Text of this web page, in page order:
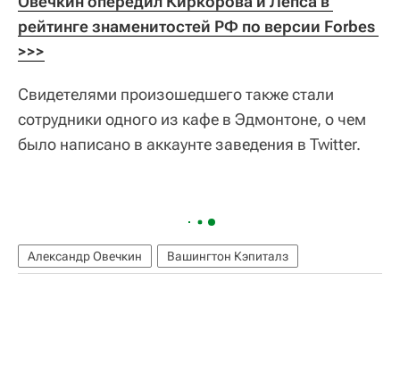
рейтинге знаменитостей РФ по версии Forbes
>>>
Свидетелями произошедшего также стали
сотрудники одного из кафе в Эдмонтоне, о чем
было написано в аккаунте заведения в Twitter.
Александр Овечкин Вашингтон Кэпиталз